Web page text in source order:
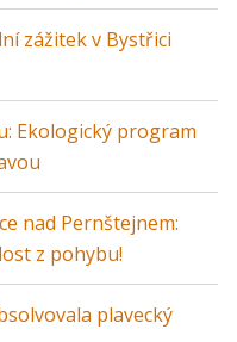
zážitek v Bystřici
Ekologický program
nad Pernštejnem:
z pohybu!
plavecký